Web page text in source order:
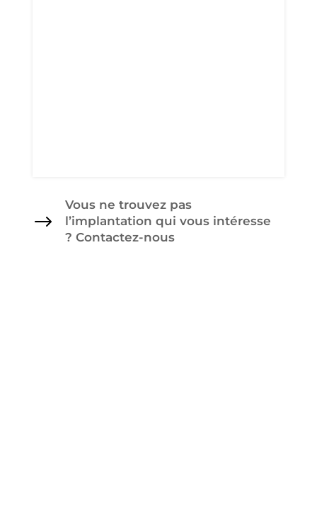
$
Vous ne trouvez pas
l’implantation qui vous intéresse
? Contactez-nous